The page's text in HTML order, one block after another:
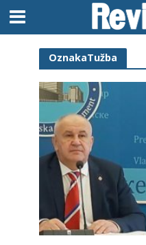
OznakaTužba